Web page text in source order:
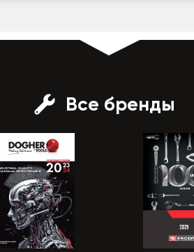
Все бренды